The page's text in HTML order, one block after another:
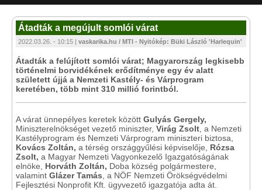
Átadták a megújult somlói várat
2022.03.26. - 10:15 | vaskarika.hu / MTI - Nyitókép: Büki László 'Harlequin'
Átadták a felújított somlói várat; Magyarország legkisebb
történelmi borvidékének erődítménye egy év alatt
született újjá a Nemzeti Kastély- és Várprogram
keretében, több mint 310 millió forintból.
A várat ünnepélyes keretek között Gulyás Gergely,
Miniszterelnökséget vezető miniszter, Virág Zsolt , a Nemzeti
Kastélyprogram és Nemzeti Várprogram miniszteri biztosa,
Kovács Zoltán, a térség országgyűlési képviselője, Rózsa
Zsolt, a Magyar Nemzeti Vagyonkezelő Igazgatóságának
elnöke, Horváth Zoltán, Doba község polgármestere,
valamint Glázer Tamás , a NÖF Nemzeti Örökségvédelmi
Fejlesztési Nonprofit Kft. ügyvezető igazgatója adta át.